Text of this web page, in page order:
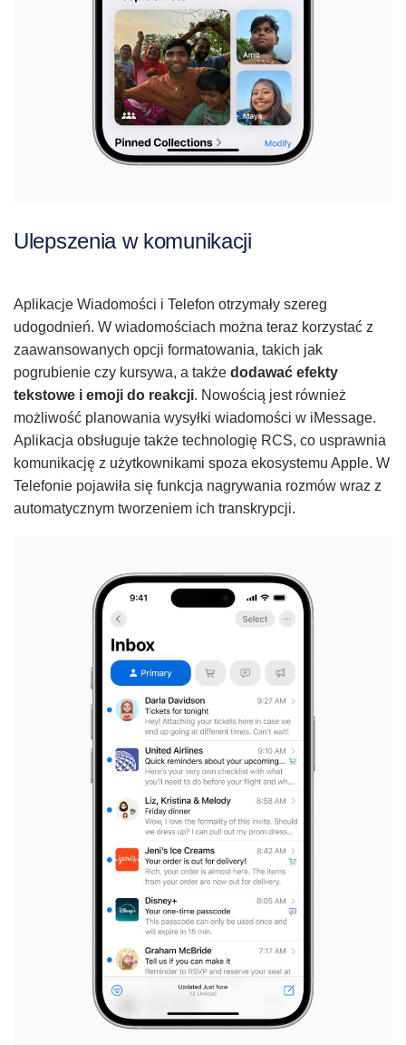
Ulepszenia w komunikacji
Aplikacje Wiadomości i Telefon otrzymały szereg
udogodnień. W wiadomościach można teraz korzystać z
zaawansowanych opcji formatowania, takich jak
pogrubienie czy kursywa, a także dodawać efekty
tekstowe i emoji do reakcji. Nowością jest również
możliwość planowania wysyłki wiadomości w iMessage.
Aplikacja obsługuje także technologię RCS, co usprawnia
komunikację z użytkownikami spoza ekosystemu Apple. W
Telefonie pojawiła się funkcja nagrywania rozmów wraz z
automatycznym tworzeniem ich transkrypcji.